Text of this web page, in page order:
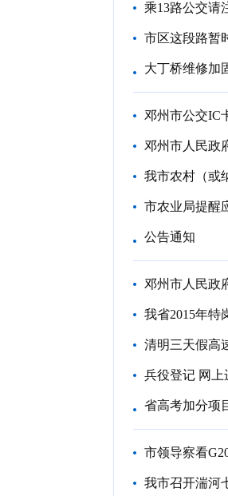
乘13路公交请
市区这段路暂
大丁桥维修加
邓州市公交IC
邓州市人民政
我市农村（或
市农业局提醒
公告通知
邓州市人民政
我省2015年特
清明三天假高
兵役登记 网上
省高考加分项
市领导察看
我市召开湍河